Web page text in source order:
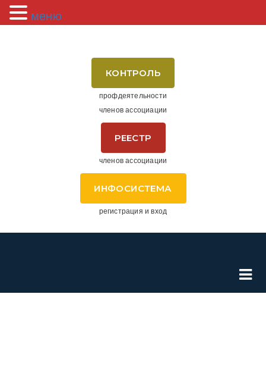
КОНТРОЛЬ
профдеятельности
членов ассоциации
РЕЕСТР
членов ассоциации
ИНФОСИСТЕМА
регистрация и вход
меню